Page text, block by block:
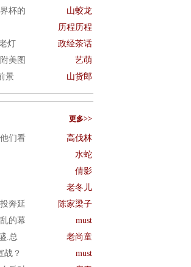
杯的 山蛟龙
历程历程
灯 政经茶话
美图 艺萌
景 山货郎
更多>>
们看 高伐林
水蛇
倩影
老冬儿
奔延 陈家梁子
的幕 must
.总 老尚童
战？ must